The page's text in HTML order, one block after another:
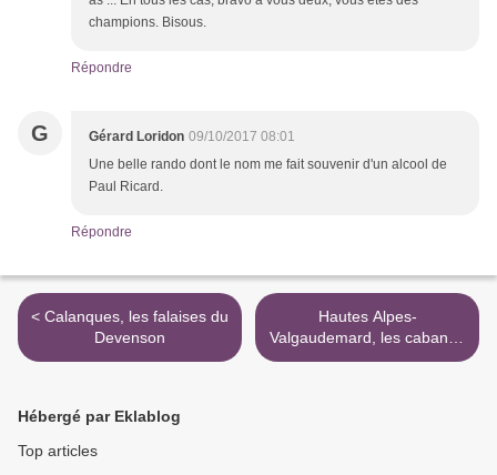
champions. Bisous.
Répondre
G Gérard Loridon 09/10/2017 08:01
Une belle rando dont le nom me fait souvenir d'un alcool de
Paul Ricard.
Répondre
< Calanques, les falaises du
Devenson
Hautes Alpes-
Valgaudemard, les cabanes
de Prentiq >
Hébergé par Eklablog
Top articles